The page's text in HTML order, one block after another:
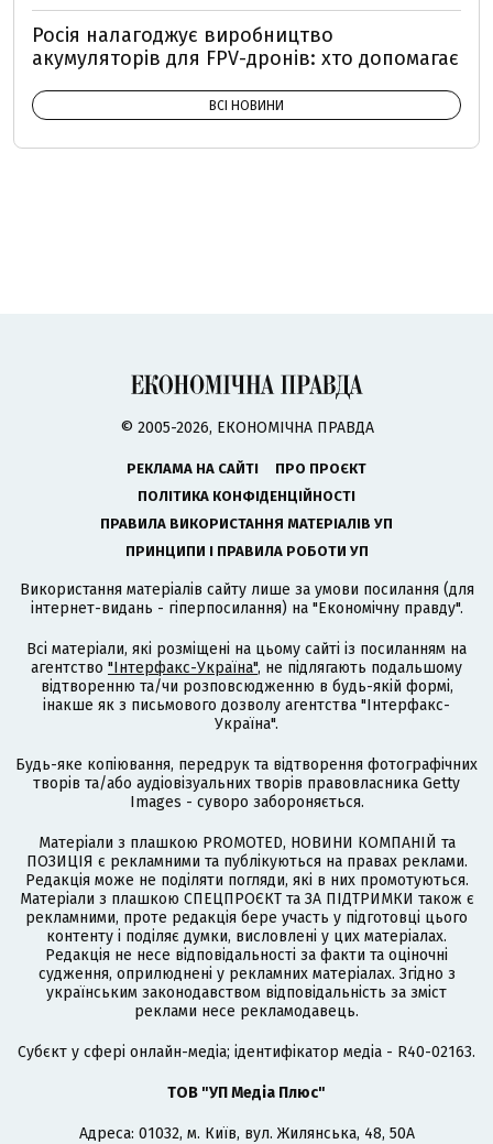
Росія налагоджує виробництво
акумуляторів для FPV-дронів: хто допомагає
ВСІ НОВИНИ
© 2005-2026, ЕКОНОМІЧНА ПРАВДА
РЕКЛАМА НА САЙТІ
ПРО ПРОЄКТ
ПОЛІТИКА КОНФІДЕНЦІЙНОСТІ
ПРАВИЛА ВИКОРИСТАННЯ МАТЕРІАЛІВ УП
ПРИНЦИПИ І ПРАВИЛА РОБОТИ УП
Використання матеріалів сайту лише за умови посилання (для
інтернет-видань - гіперпосилання) на "Економічну правду".
Всі матеріали, які розміщені на цьому сайті із посиланням на
агентство "Інтерфакс-Україна", не підлягають подальшому
відтворенню та/чи розповсюдженню в будь-якій формі,
інакше як з письмового дозволу агентства "Інтерфакс-
Україна".
Будь-яке копіювання, передрук та відтворення фотографічних
творів та/або аудіовізуальних творів правовласника Getty
Images - суворо забороняється.
Матеріали з плашкою PROMOTED, НОВИНИ КОМПАНІЙ та
ПОЗИЦІЯ є рекламними та публікуються на правах реклами.
Редакція може не поділяти погляди, які в них промотуються.
Матеріали з плашкою СПЕЦПРОЄКТ та ЗА ПІДТРИМКИ також є
рекламними, проте редакція бере участь у підготовці цього
контенту і поділяє думки, висловлені у цих матеріалах.
Редакція не несе відповідальності за факти та оціночні
судження, оприлюднені у рекламних матеріалах. Згідно з
українським законодавством відповідальність за зміст
реклами несе рекламодавець.
Cубєкт у сфері онлайн-медіа; ідентифікатор медіа - R40-02163.
ТОВ "УП Медіа Плюс"
Адреса: 01032, м. Київ, вул. Жилянська, 48, 50А